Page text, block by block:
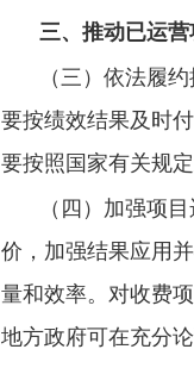
三、推动已运
（三）依法履约
要按绩效结果及时
要按照国家有关规
（四）加强项
价，加强结果应用
量和效率。对收费
地方政府可在充分